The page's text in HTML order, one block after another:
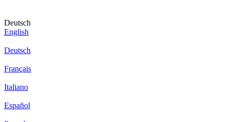
Deutsch
English
Deutsch
Français
Italiano
Español